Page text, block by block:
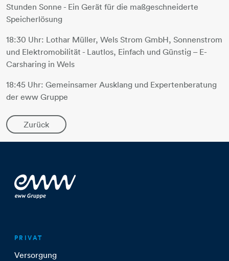
Stunden Sonne - Ein Gerät für die maßgeschneiderte
Speicherlösung
18:30 Uhr: Lothar Müller, Wels Strom GmbH, Sonnenstrom
und Elektromobilität - Lautlos, Einfach und Günstig – E-
Carsharing in Wels
18:45 Uhr: Gemeinsamer Ausklang und Expertenberatung
der eww Gruppe
Zurück
PRIVAT
Versorgung